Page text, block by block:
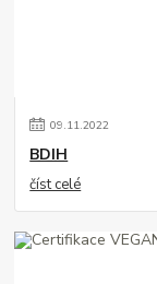
09.11.2022
BDIH
číst celé